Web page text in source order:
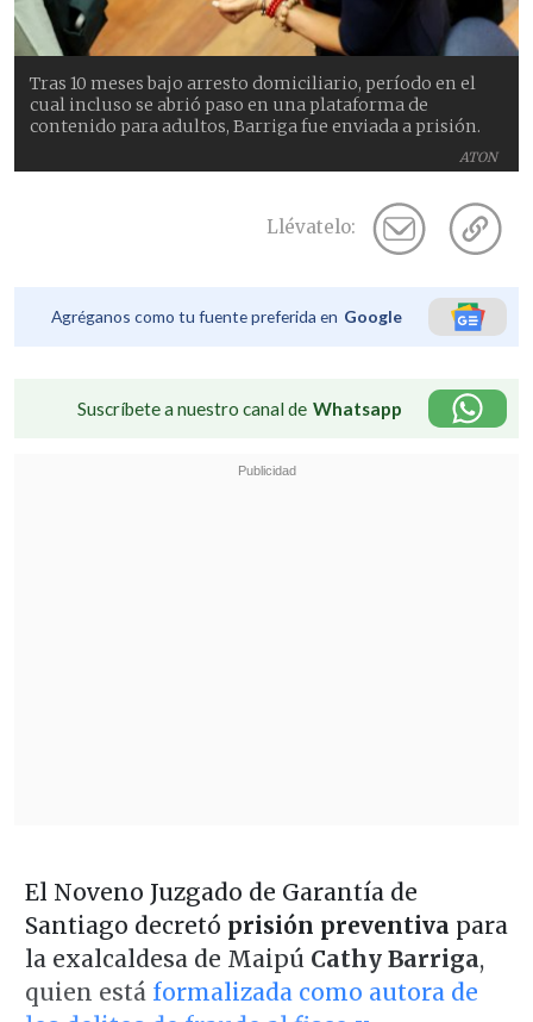
ATON
Tras 10 meses bajo arresto domiciliario, período en el
cual incluso se abrió paso en una plataforma de
contenido para adultos, Barriga fue enviada a prisión.
Llévatelo:
Agréganos como tu fuente preferida en Google
Suscríbete a nuestro canal de Whatsapp
El Noveno Juzgado de Garantía de
Santiago decretó prisión preventiva para
la exalcaldesa de Maipú Cathy Barriga,
quien está formalizada como autora de